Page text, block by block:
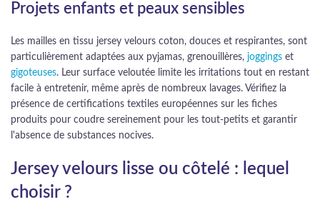
Projets enfants et peaux sensibles
Les mailles en tissu jersey velours coton, douces et respirantes, sont
particulièrement adaptées aux pyjamas, grenouillères, joggings et
gigoteuses. Leur surface veloutée limite les irritations tout en restant
facile à entretenir, même après de nombreux lavages. Vérifiez la
présence de certifications textiles européennes sur les fiches
produits pour coudre sereinement pour les tout-petits et garantir
l'absence de substances nocives.
Jersey velours lisse ou côtelé : lequel
choisir ?